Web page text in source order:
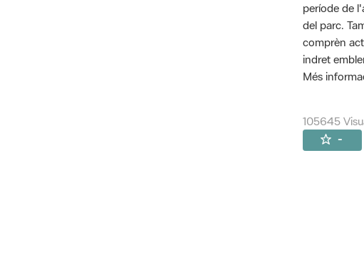
període de
del parc.
comprèn
indret
Més
105645
-